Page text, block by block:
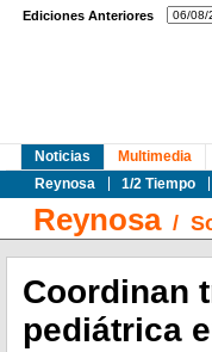
Ediciones Anteriores
Noticias
Reynosa
1/2 Tiempo
Multimedia
Reynosa/
Coordinan
pediátrica